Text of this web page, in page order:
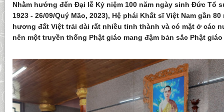
Nhằm hướng đến Đại lễ Kỷ niệm 100 năm ngày sinh Đức Tổ
1923 - 26/09/Quý Mão, 2023), Hệ phái Khất sĩ Việt Nam gần
hương đất Việt trải dài rất nhiều tỉnh thành và có mặt ở các
nên một truyền thống Phật giáo mang đậm bản sắc Phật giáo